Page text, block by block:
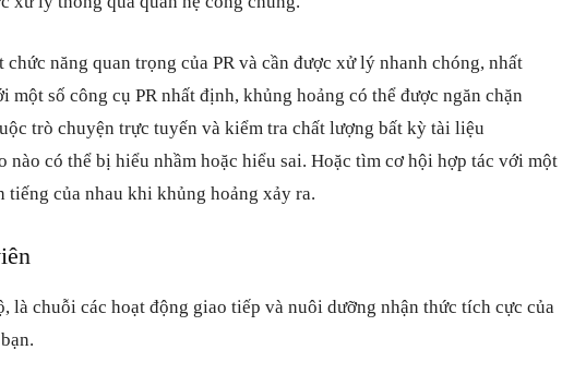
năng quan trọng của PR và cần được xử lý nhanh chóng, nhất
một số công cụ PR nhất định, khủng hoảng có thể được ngăn chặn
trò chuyện trực tuyến và kiểm tra chất lượng bất kỳ tài liệu
nào có thể bị hiểu nhầm hoặc hiểu sai. Hoặc tìm cơ hội hợp tác với một
tiếng của nhau khi khủng hoảng xảy ra.
là chuỗi các hoạt động giao tiếp và nuôi dưỡng nhận thức tích cực của